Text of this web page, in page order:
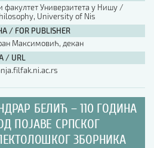
факултет Универзитета у Нишу /
University of Nis
/ FOR PUBLISHER
Максимовић, декан
/ URL
БЕЛИЋ – 110 ГОДИНА
ПОЈАВЕ СРПСКОГ
ЗБОРНИКА